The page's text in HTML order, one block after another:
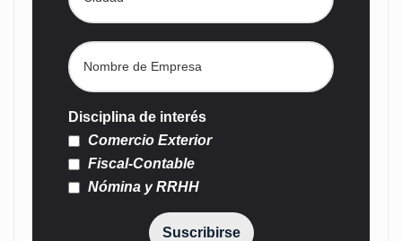
Disciplina de interés
Comercio Exterior
Fiscal-Contable
Nómina y RRHH
Suscribirse